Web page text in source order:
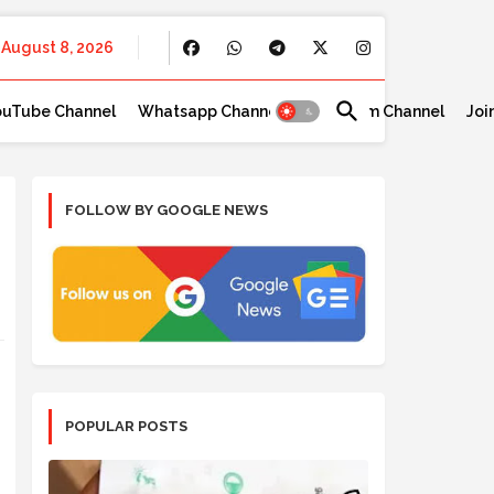
August 8, 2026
Channel Whatsapp Channel Telegram Channel
FOLLOW BY GOOGLE NEWS
POPULAR POSTS